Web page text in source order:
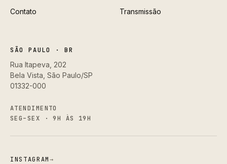
Contato Transmissão
SÃO PAULO · BR
Rua Itapeva, 202
Bela Vista, São Paulo/SP
01332-000
ATENDIMENTO
SEG–SEX · 9H ÀS 19H
INSTAGRAM→